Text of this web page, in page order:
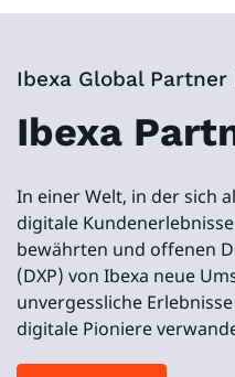
Ibexa Global Partner
Ibexa
In einer Welt, in der sich
digitale
bewährten und offenen
(DXP) von Ibexa neue
unvergessliche
digitale Pioniere